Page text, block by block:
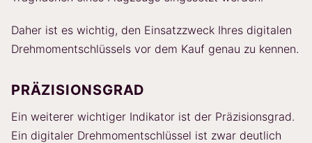
Daher ist es wichtig, den Einsatzzweck Ihres digitalen
Drehmomentschlüssels vor dem Kauf genau zu kennen.
PRÄZISIONSGRAD
Ein weiterer wichtiger Indikator ist der Präzisionsgrad.
Ein digitaler Drehmomentschlüssel ist zwar deutlich